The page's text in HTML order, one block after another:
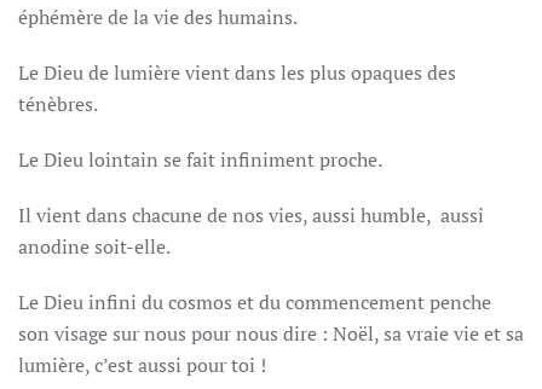
éphémère de la vie des humains.
Le Dieu de lumière vient dans les plus opaques des
ténèbres.
Le Dieu lointain se fait infiniment proche.
Il vient dans chacune de nos vies, aussi humble, aussi
anodine soit-elle.
Le Dieu infini du cosmos et du commencement penche
son visage sur nous pour nous dire : Noël, sa vraie vie et sa
lumière, c’est aussi pour toi !